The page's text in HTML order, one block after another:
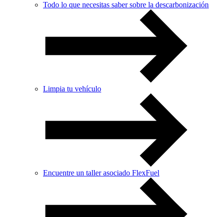
Todo lo que necesitas saber sobre la descarbonización
Limpia tu vehículo
Encuentre un taller asociado FlexFuel